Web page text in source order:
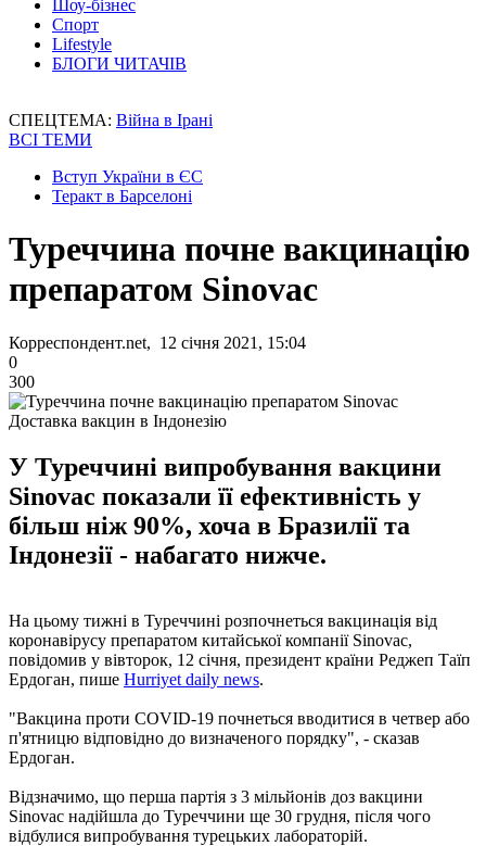
Шоу-бізнес
Спорт
Lifestyle
БЛОГИ ЧИТАЧІВ
СПЕЦТЕМА: Війна в Ірані
ВСІ ТЕМИ
Вступ України в ЄС
Теракт в Барселоні
Туреччина почне вакцинацію
препаратом Sinovac
Корреспондент.net, 12 січня 2021, 15:04
0
300
Доставка вакцин в Індонезію
У Туреччині випробування вакцини
Sinovac показали її ефективність у
більш ніж 90%, хоча в Бразилії та
Індонезії - набагато нижче.
На цьому тижні в Туреччині розпочнеться вакцинація від
коронавірусу препаратом китайської компанії Sinovac,
повідомив у вівторок, 12 січня, президент країни Реджеп Таїп
Ердоган, пише Hurriyet daily news.
"Вакцина проти COVID-19 почнеться вводитися в четвер або
п'ятницю відповідно до визначеного порядку", - сказав
Ердоган.
Відзначимо, що перша партія з 3 мільйонів доз вакцини
Sinovac надійшла до Туреччини ще 30 грудня, після чого
відбулися випробування турецьких лабораторій.